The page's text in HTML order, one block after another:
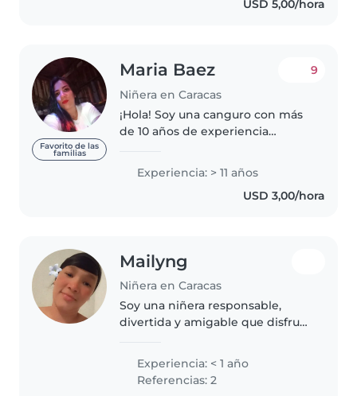
USD 5,00/hora
Favorito de las
familias
Maria Baez
Niñera en Caracas
9
¡Hola! Soy una canguro con más
de 10 años de experiencia
y hacer manualidades con los
pequeños, y también puedo
Experiencia: > 11 años
USD 3,00/hora
Mailyng
Niñera en Caracas
Soy una niñera responsable,
divertida y amigable que disfruta
niños. Tengo experiencia
trabajando con niños en edad
Experiencia: < 1 año
Referencias: 2